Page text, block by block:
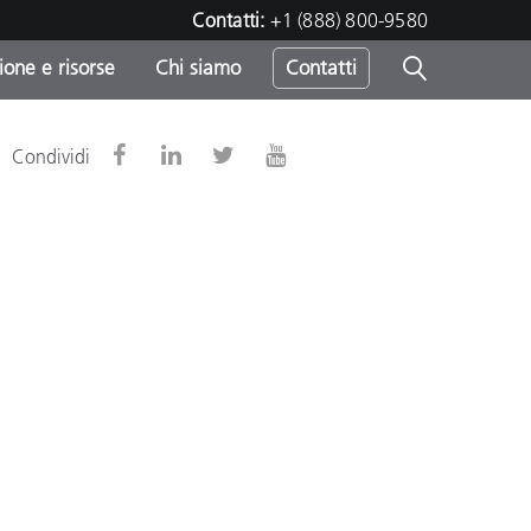
Contatti: +1 (888) 800-9580
e risorse Chi siamo Contatti
Condividi